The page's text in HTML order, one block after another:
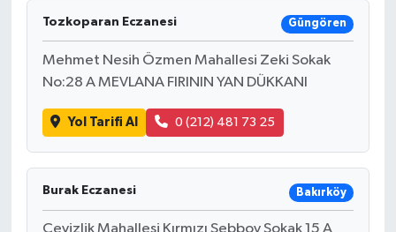
Tozkoparan Eczanesi Güngören
Mehmet Nesih Özmen Mahallesi Zeki Sokak
No:28 A MEVLANA FIRININ YAN DÜKKANI
Yol Tarifi Al 0 (212) 481 73 25
Burak Eczanesi Bakırköy